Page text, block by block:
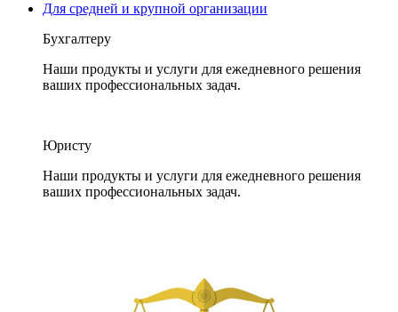
Для средней и крупной организации
Бухгалтеру
Наши продукты и услуги для ежедневного решения
ваших профессиональных задач.
Юристу
Наши продукты и услуги для ежедневного решения
ваших профессиональных задач.